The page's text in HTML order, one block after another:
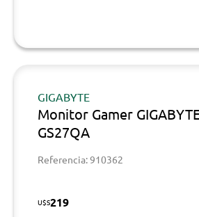
GIGABYTE
Monitor Gamer
GS27QA
Referencia: 910362
U$S219